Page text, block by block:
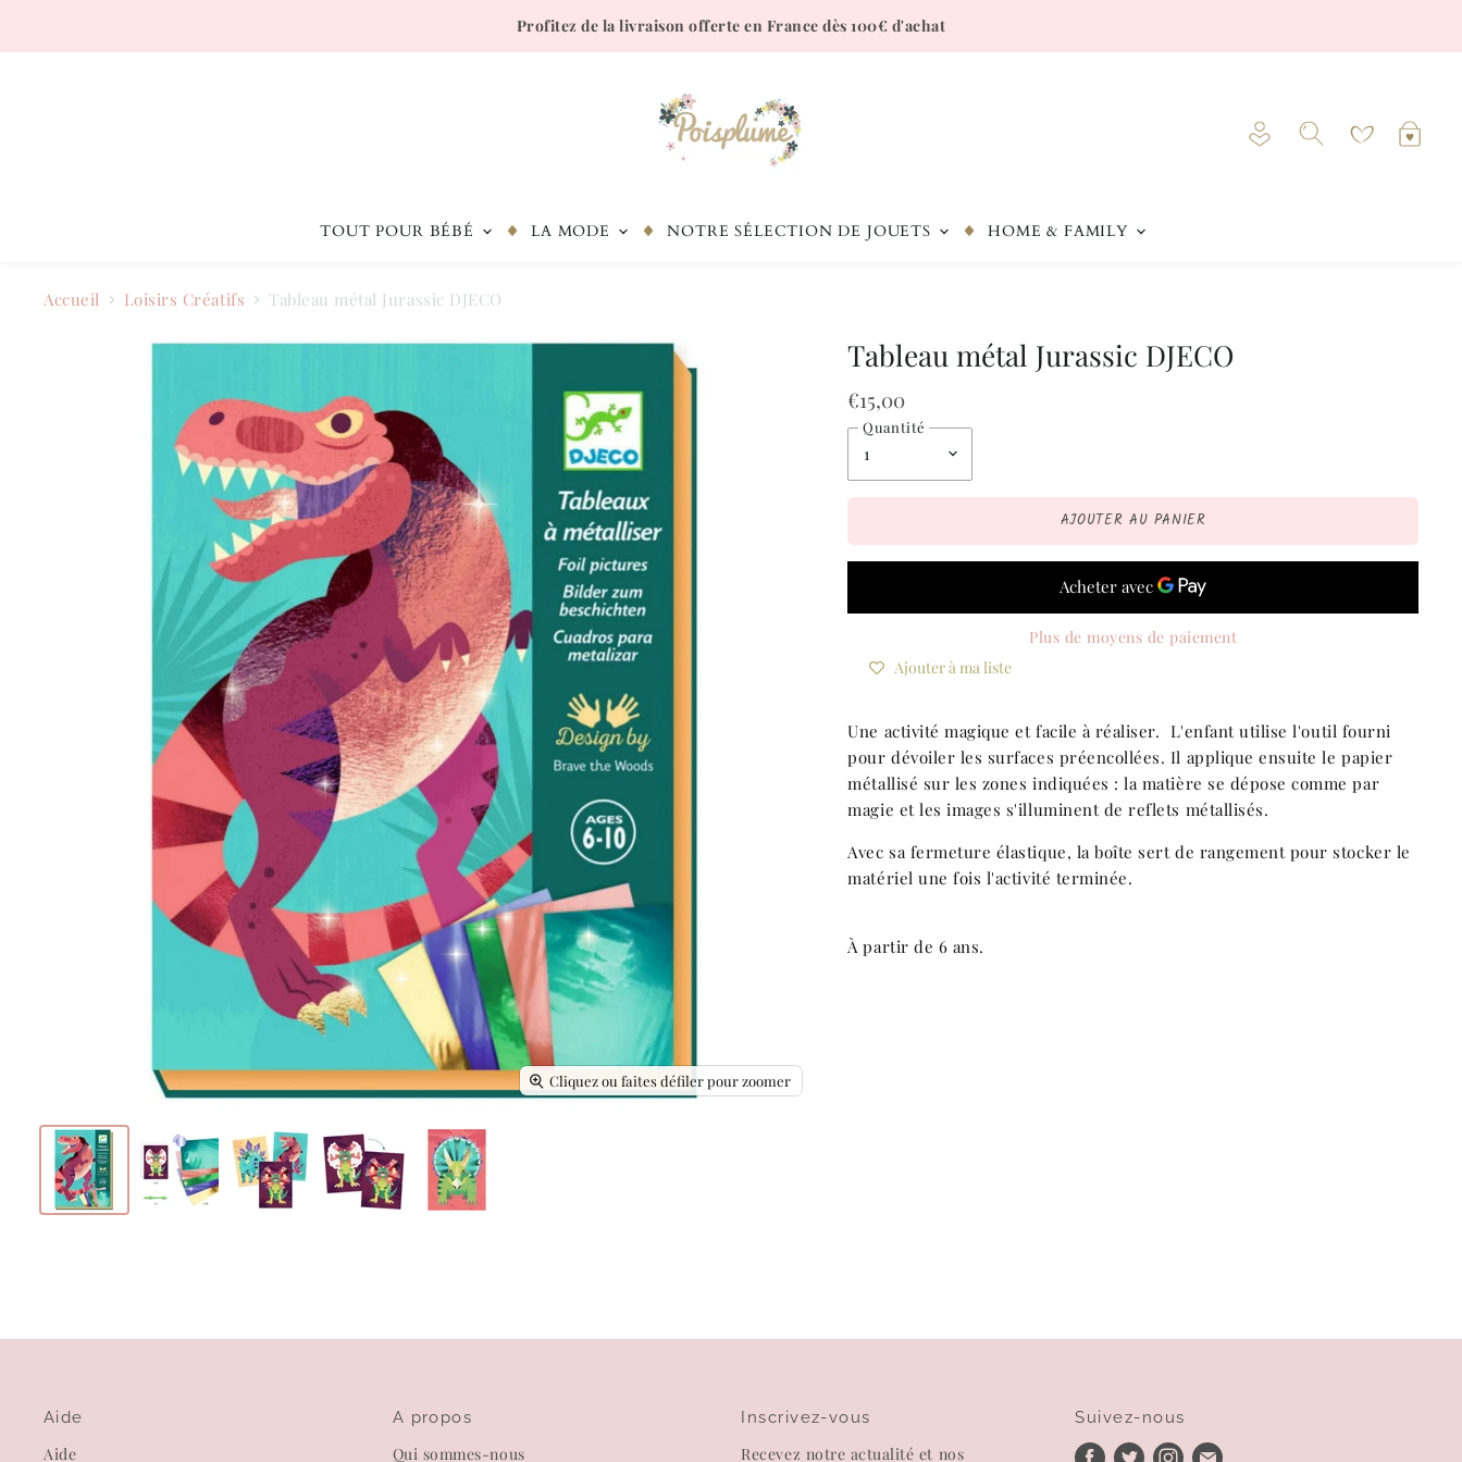
Profitez de la livraison offerte en France dès 100€ d'achat
Voir
TOUT POUR BÉBÉ LA MODE NOTRE SÉLECTION DE JOUETS HOME & FAMILY
Accueil Loisirs Créatifs Tableau métal Jurassic DJECO
Cliquez ou faites défiler pour zoomer
Tableau métal Jurassic DJECO
€15,00
Quantité
AJOUTER AU PANIER
Plus de moyens de paiement
Ajouter à ma liste
Une activité magique et facile à réaliser. L'enfant utilise l'outil fourni
pour dévoiler les surfaces préencollées. Il applique ensuite le papier
métallisé sur les zones indiquées : la matière se dépose comme par
magie et les images s'illuminent de reflets métallisés.
Avec sa fermeture élastique, la boîte sert de rangement pour stocker le
matériel une fois l'activité terminée.
À partir de 6 ans.
Aide
Aide
A propos
Qui sommes-nous
Inscrivez-vous
Recevez notre actualité et nos
Suivez-nous
Trouvez-Trouvez-Trouvez-Trouvez-